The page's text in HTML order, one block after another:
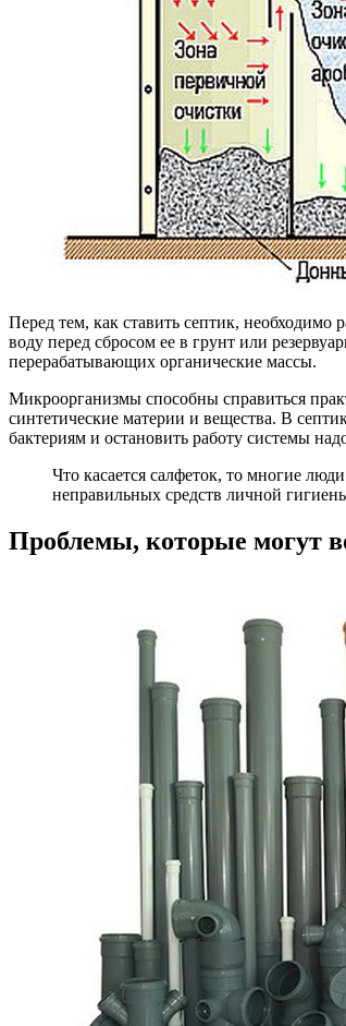
Перед тем, как ставить септик,
воду перед сбросом ее в грунт или
перерабатывающих органические массы.
Микроорганизмы способны справиться
синтетические материи и вещества. В
бактериям и остановить работу системы
Что касается салфеток, то многие
неправильных средств личной
Проблемы, которые могут